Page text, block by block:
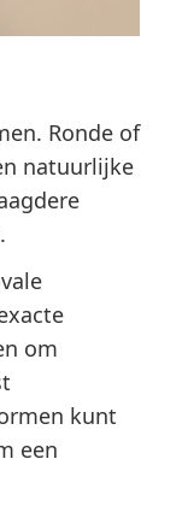
Ronde of
natuurlijke
om
kunt
een